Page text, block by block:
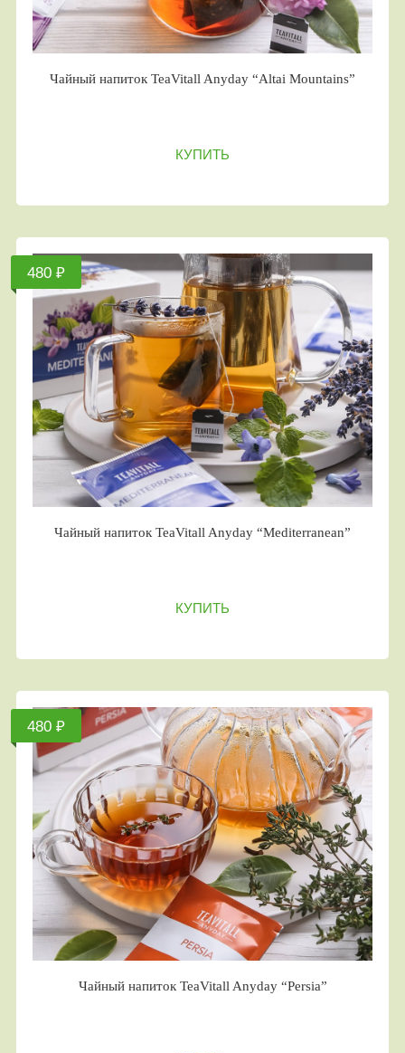
Чайный напиток TeaVitall Anyday “Altai Mountains”
КУПИТЬ
480 ₽
Чайный напиток TeaVitall Anyday “Mediterranean”
КУПИТЬ
480 ₽
Чайный напиток TeaVitall Anyday “Persia”